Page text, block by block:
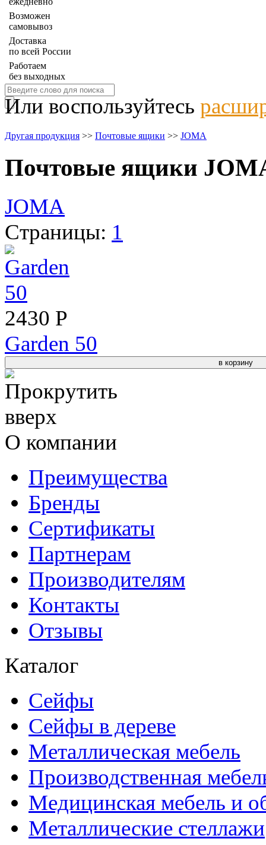
Возможен
самовывоз
Доставка
по всей России
Работаем
без выходных
Или воспользуйтесь
Другая продукция >> Почтовые ящики >> JOMA
Почтовые ящики
JOMA
Страницы: 1
2430 Р
Garden 50
в корзину
О компании
Преимущества
Бренды
Сертификаты
Партнерам
Производителям
Контакты
Отзывы
Каталог
Сейфы
Сейфы в дереве
Металлическая мебель
Производственная
Медицинская мебель и
Металлические стеллажи